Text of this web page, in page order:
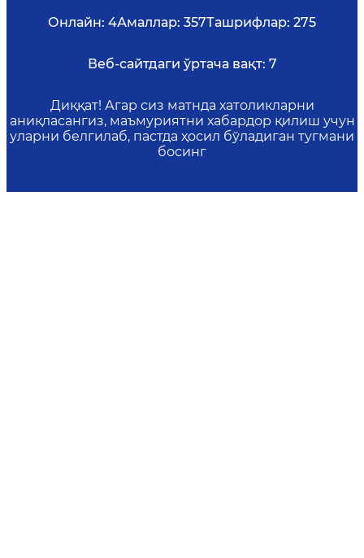
Онлайн: 4Амаллар: 357Ташрифлар: 275
Веб-сайтдаги ўртача вақт: 7
Диққат! Агар сиз матнда хатоликларни
аниқласангиз, маъмуриятни хабардор қилиш учун
уларни белгилаб, пастда ҳосил бўладиган тугмани
босинг